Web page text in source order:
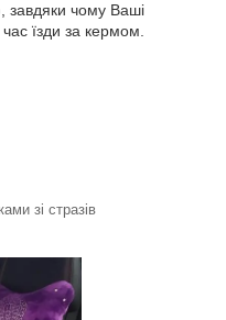
завдяки чому Ваші
їзди за кермом.
зі стразів